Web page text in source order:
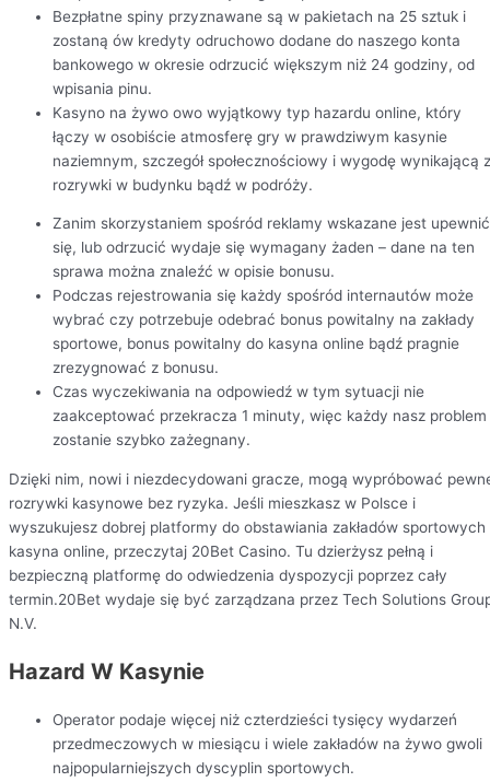
Bezpłatne spiny przyznawane są w pakietach na 25 sztuk i
zostaną ów kredyty odruchowo dodane do naszego konta
bankowego w okresie odrzucić większym niż 24 godziny, od
wpisania pinu.
Kasyno na żywo owo wyjątkowy typ hazardu online, który
łączy w osobiście atmosferę gry w prawdziwym kasynie
naziemnym, szczegół społecznościowy i wygodę wynikającą z
rozrywki w budynku bądź w podróży.
Zanim skorzystaniem spośród reklamy wskazane jest upewnić
się, lub odrzucić wydaje się wymagany żaden – dane na ten
sprawa można znaleźć w opisie bonusu.
Podczas rejestrowania się każdy spośród internautów może
wybrać czy potrzebuje odebrać bonus powitalny na zakłady
sportowe, bonus powitalny do kasyna online bądź pragnie
zrezygnować z bonusu.
Czas wyczekiwania na odpowiedź w tym sytuacji nie
zaakceptować przekracza 1 minuty, więc każdy nasz problem
zostanie szybko zażegnany.
Dzięki nim, nowi i niezdecydowani gracze, mogą wypróbować
rozrywki kasynowe bez ryzyka. Jeśli mieszkasz w Polsce i
wyszukujesz dobrej platformy do obstawiania zakładów sportowych
kasyna online, przeczytaj 20Bet Casino. Tu dzierżysz pełną i
bezpieczną platformę do odwiedzenia dyspozycji poprzez cały
termin.20Bet wydaje się być zarządzana przez Tech Solutions
N.V.
Hazard W Kasynie
Operator podaje więcej niż czterdzieści tysięcy wydarzeń
przedmeczowych w miesiącu i wiele zakładów na żywo gwoli
najpopularniejszych dyscyplin sportowych.